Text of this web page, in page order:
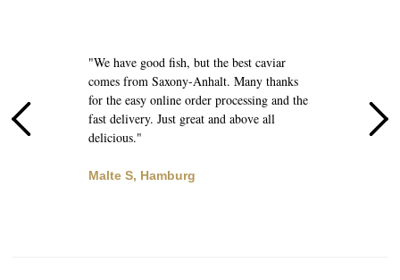
"We have good fish, but the best caviar
comes from Saxony-Anhalt. Many thanks
for the easy online order processing and the
fast delivery. Just great and above all
delicious."
Malte S, Hamburg